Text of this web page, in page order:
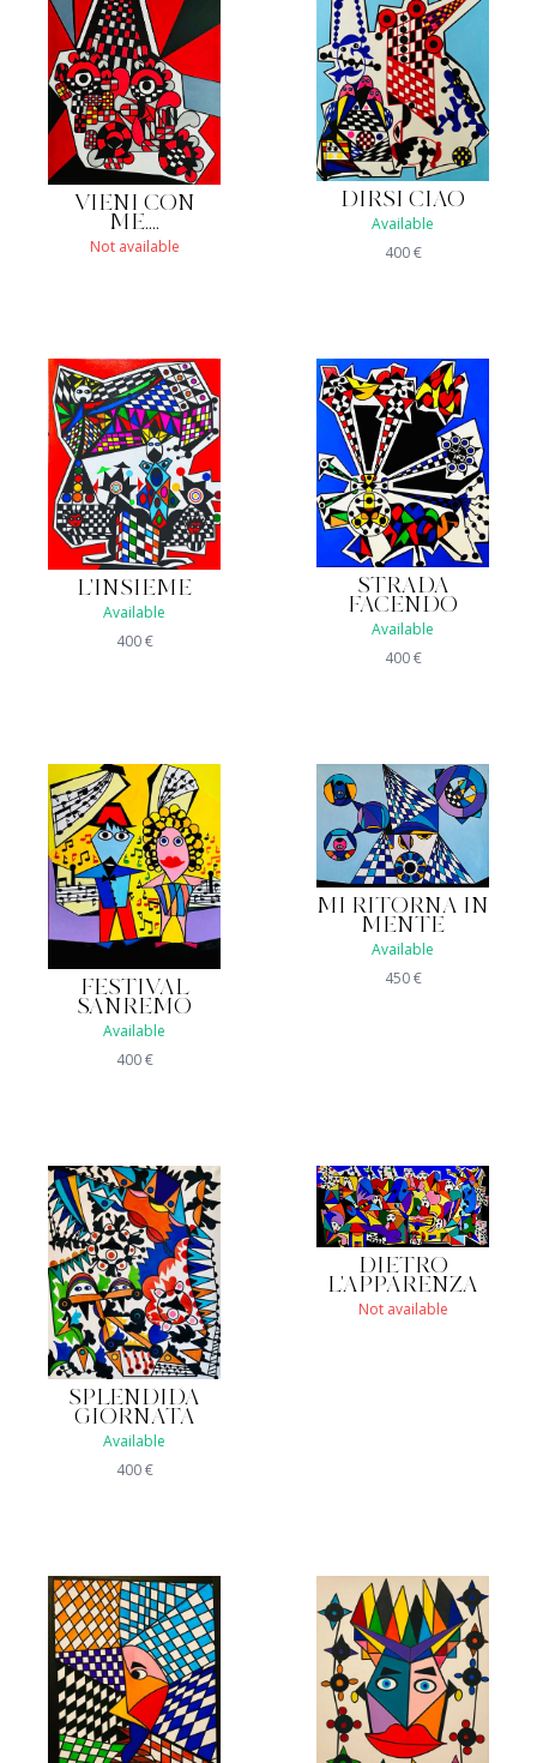
VIENI CON
ME....
Not available
DIRSI CIAO
Available
400€
L'INSIEME
Available
400€
STRADA
FACENDO
Available
400€
FESTIVAL
SANREMO
Available
400€
MI RITORNA IN
MENTE
Available
450€
SPLENDIDA
GIORNATA
Available
400€
DIETRO
L'APPARENZA
Not available